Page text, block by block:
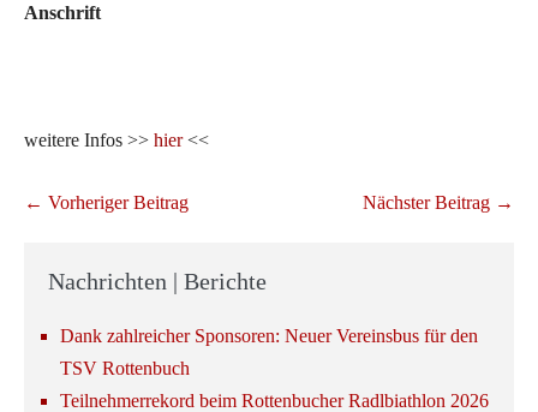
Anschrift
weitere Infos >> hier<<
Beitragsnavigation
← Vorheriger Beitrag Nächster Beitrag →
Nachrichten | Berichte
Dank zahlreicher Sponsoren: Neuer Vereinsbus für den
TSV Rottenbuch
Teilnehmerrekord beim Rottenbucher Radlbiathlon 2026